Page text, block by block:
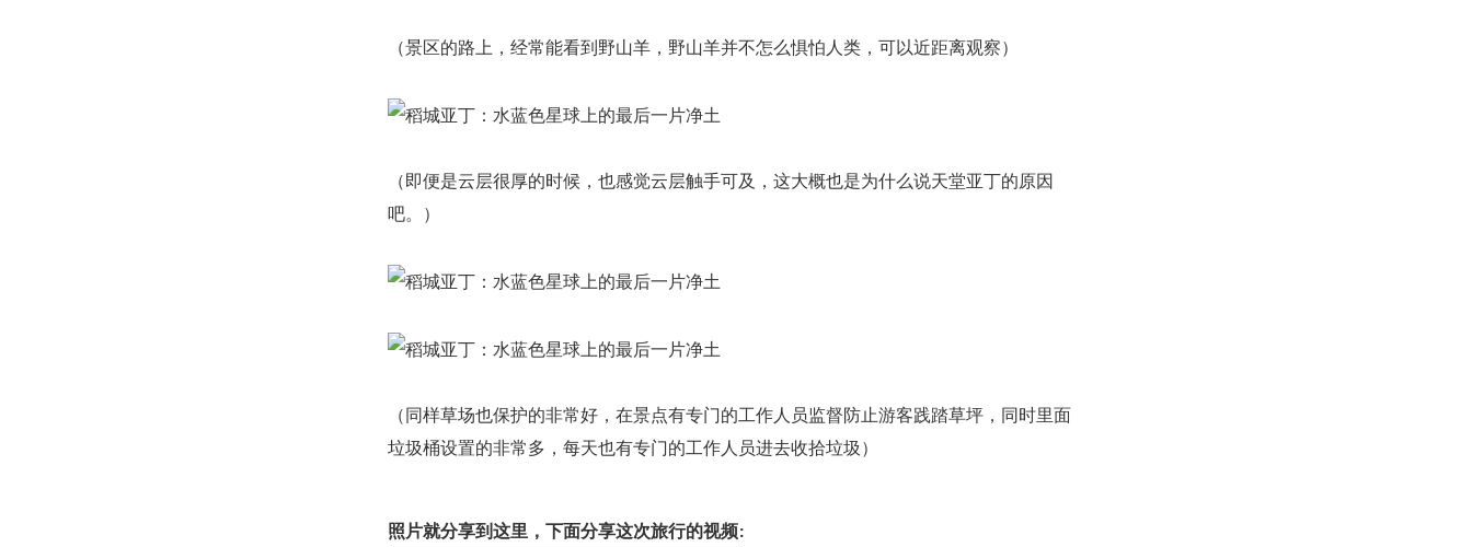
（景区的路上，经常能看到野山羊，野山羊并不怎么惧怕人类，可以近距离观察）
（即便是云层很厚的时候，也感觉云层触手可及，这大概也是为什么说天堂亚丁的原因
吧。）
（同样草场也保护的非常好，在景点有专门的工作人员监督防止游客践踏草坪，同时里面
垃圾桶设置的非常多，每天也有专门的工作人员进去收拾垃圾）
照片就分享到这里，下面分享这次旅行的视频: